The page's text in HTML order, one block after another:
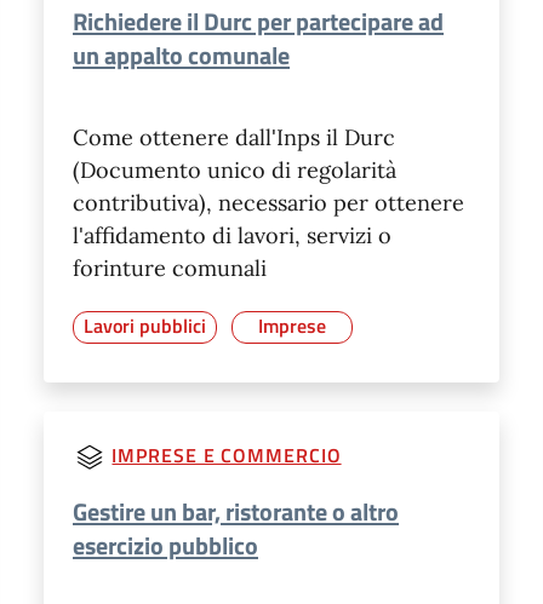
Richiedere il Durc per partecipare ad
un appalto comunale
Come ottenere dall'Inps il Durc
(Documento unico di regolarità
contributiva), necessario per ottenere
l'affidamento di lavori, servizi o
forinture comunali
Lavori pubblici Imprese
IMPRESE E COMMERCIO
Gestire un bar, ristorante o altro
esercizio pubblico